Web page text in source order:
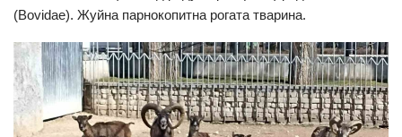
(Bovidae). Жуйна парнокопитна рогата тварина.